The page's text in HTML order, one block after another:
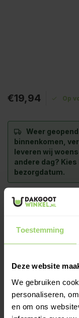
Toestemming
Deze website
We gebruiken
personaliseren,
en om ons
€19,94 Op
Weer
binnenkomen,
leveren wij
andere dag?
bezorgdatum.
-
De aluminium Ral-
Kies zelf je
Ook op zaterdag
Gratis